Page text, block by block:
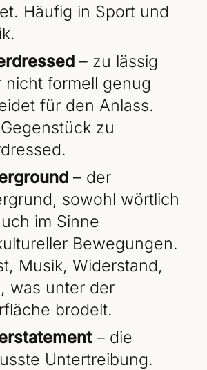
Häufig in Sport und
– zu lässig
nicht formell genug
für den Anlass.
zu
– der
sowohl wörtlich
im Sinne
Bewegungen.
Musik, Widerstand,
was unter der
brodelt.
– die
Untertreibung.